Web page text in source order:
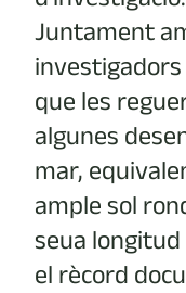
Juntament
que les
algunes
mar,
ample sol
seua
el rècord